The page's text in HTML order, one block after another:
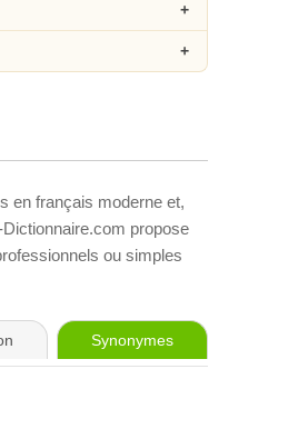
en français moderne et,
propose
ou simples
Synonymes